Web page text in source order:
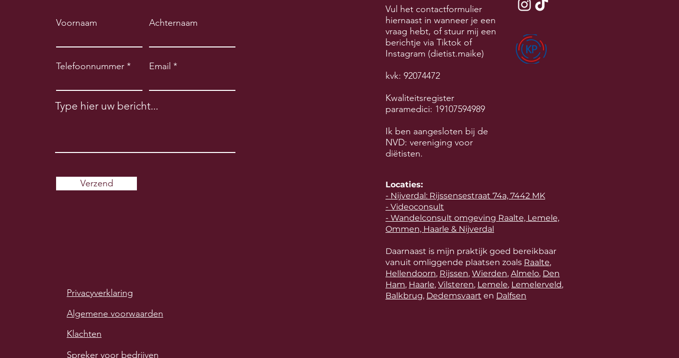
Voornaam Achternaam
Telefoonnummer Email
Type hier uw bericht...
Verzend
Privacyverklaring
Algemene voorwaarden
Klachten
Spreker voor bedrijven
Vul het contactformulier
hiernaast in wanneer je een
vraag hebt, of stuur mij een
berichtje via Tiktok of
Instagram (dietist.maike)
kvk: 92074472
Kwaliteitsregister
paramedici: 19107594989
Ik ben aangesloten bij de
NVD: vereniging voor
diëtisten.
Locaties:
- Nijverdal: Rijssensestraat 74a, 7442 MK
- Videoconsult
- Wandelconsult omgeving Raalte, Lemele,
Ommen, Haarle & Nijverdal
Daarnaast is mijn praktijk goed bereikbaar
vanuit omliggende plaatsen zoals Raalte,
Hellendoorn, Rijssen, Wierden, Almelo, Den
Ham, Haarle, Vilsteren, Lemele, Lemelerveld,
Balkbrug, Dedemsvaart en Dalfsen